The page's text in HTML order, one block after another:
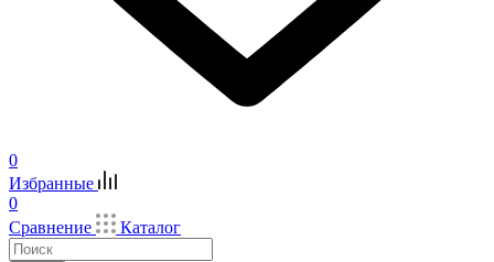
0
Избранные
0
Сравнение
Каталог